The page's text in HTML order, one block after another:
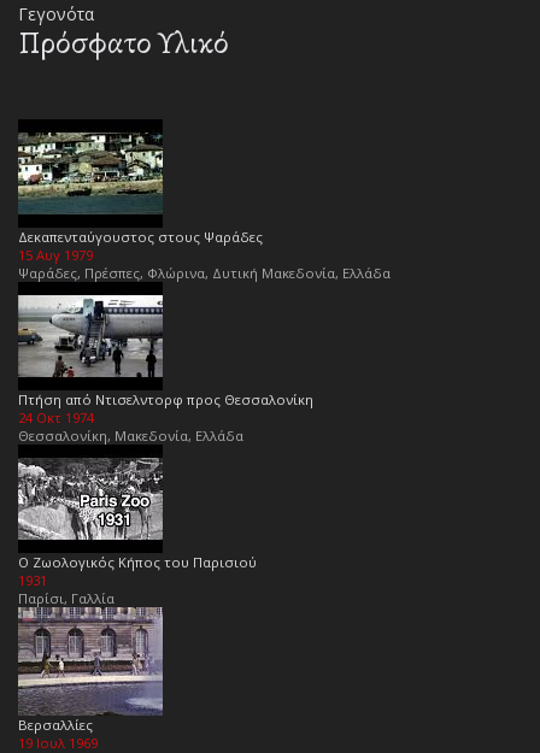
Γεγονότα
Πρόσφατο Υλικό
Δεκαπενταύγουστος στους Ψαράδες
15 Αυγ 1979
Ψαράδες, Πρέσπες, Φλώρινα, Δυτική Μακεδονία, Ελλάδα
Πτήση από Ντισελντορφ προς Θεσσαλονίκη
24 Οκτ 1974
Θεσσαλονίκη, Μακεδονία, Ελλάδα
Ο Ζωολογικός Κήπος του Παρισιού
1931
Παρίσι, Γαλλία
Βερσαλλίες
19 Ιουλ 1969